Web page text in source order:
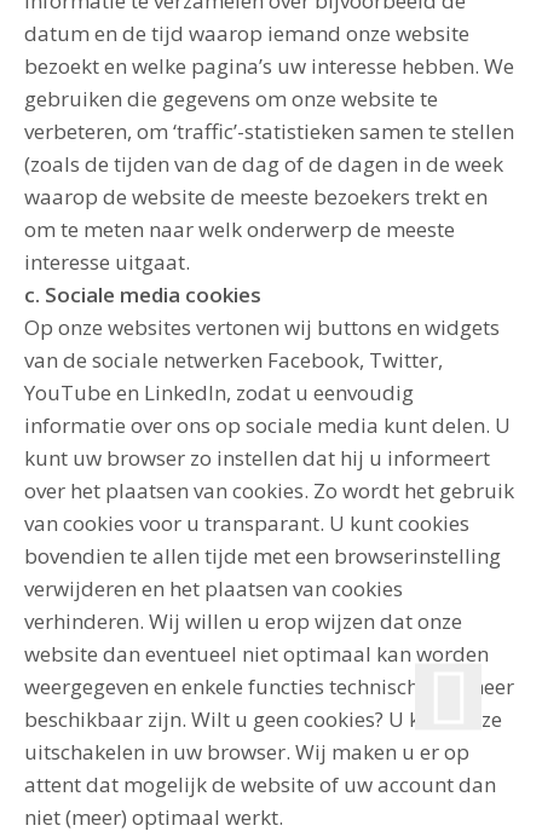
datum en de tijd waarop iemand onze website
bezoekt en welke pagina’s uw interesse hebben. We
gebruiken die gegevens om onze website te
verbeteren, om ‘traffic’-statistieken samen te stellen
(zoals de tijden van de dag of de dagen in de week
waarop de website de meeste bezoekers trekt en
om te meten naar welk onderwerp de meeste
interesse uitgaat.
c. Sociale media cookies
Op onze websites vertonen wij buttons en widgets
van de sociale netwerken Facebook, Twitter,
YouTube en LinkedIn, zodat u eenvoudig
informatie over ons op sociale media kunt delen. U
kunt uw browser zo instellen dat hij u informeert
over het plaatsen van cookies. Zo wordt het gebruik
van cookies voor u transparant. U kunt cookies
bovendien te allen tijde met een browserinstelling
verwijderen en het plaatsen van cookies
verhinderen. Wij willen u erop wijzen dat onze
website dan eventueel niet optimaal kan worden
weergegeven en enkele functies technisch niet meer
beschikbaar zijn. Wilt u geen cookies? U kunt deze
uitschakelen in uw browser. Wij maken u er op
attent dat mogelijk de website of uw account dan
niet (meer) optimaal werkt.